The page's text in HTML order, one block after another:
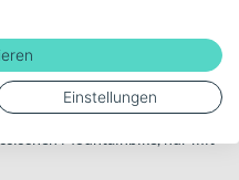
typische Geometrie und
integrierten Motor, der
EU erfolgt diese Unterstützung
in der Regel bei 25 km/h –
Einstellungen